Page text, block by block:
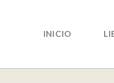
INICIO